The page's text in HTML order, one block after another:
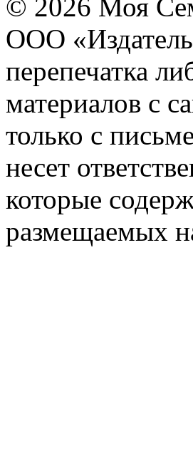
© 2026 Моя
ООО
перепечатка
материалов с
только с
несет
которые
размещаемых